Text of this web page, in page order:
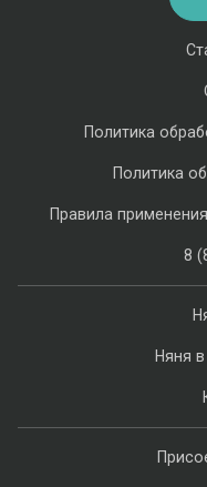
Няня
Политика
Политика
Правила
8